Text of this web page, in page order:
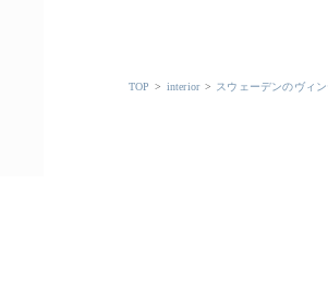
TOP > interior> スウェーデンのヴィ